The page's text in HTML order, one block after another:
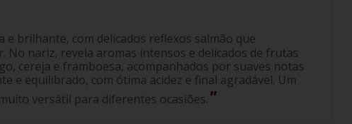
e brilhante, com delicados reflexos salmão que
No nariz, revela aromas intensos e delicados de frutas
cereja e framboesa, acompanhados por suaves notas
e equilibrado, com ótima acidez e final agradável. Um
versátil para diferentes ocasiões.